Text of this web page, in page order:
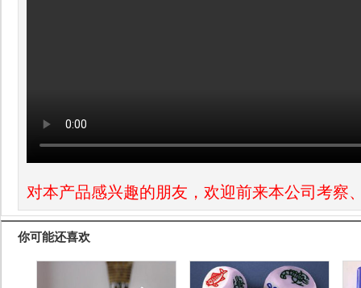
对本产品感兴趣的朋友，欢迎前来本公司考察
你可能还喜欢